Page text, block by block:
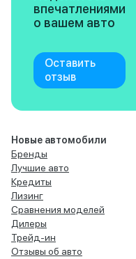
впечатлениями
о вашем авто
Оставить
отзыв
Новые автомобили
Бренды
Лучшие авто
Кредиты
Лизинг
Сравнения моделей
Дилеры
Трейд-ин
Отзывы об авто